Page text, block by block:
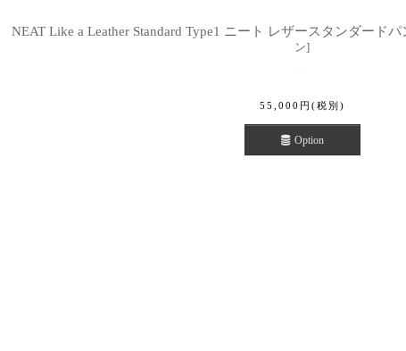
NEAT Like a Leather Standard Type1 ニート レザースタンダード
ン]
55,000 円 (税別)
Option